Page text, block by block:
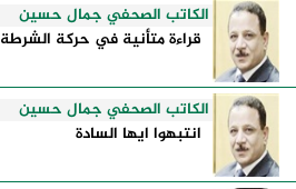
الكاتب الصحفي جمال حسين
قراءة متأنية في حركة الشرطة 2026
الكاتب الصحفي جمال حسين
انتبهوا ايها السادة